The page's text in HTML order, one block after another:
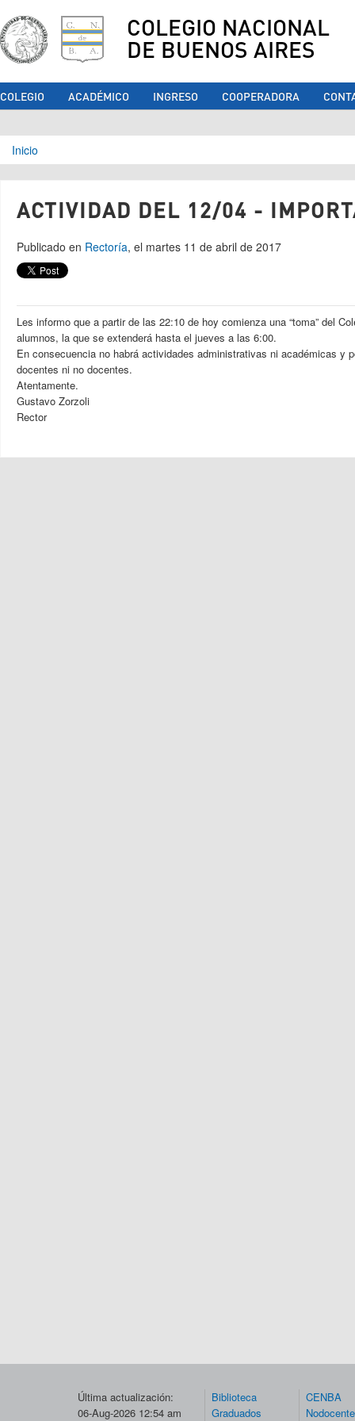
COLEGIO NACIONAL
DE BUENOS AIRES
COLEGIO ACADÉMICO INGRESO COOPERADORA
Se encuentra usted aquí
Inicio
ACTIVIDAD DEL 12/04 -
Publicado en Rectoría, el martes 11 de abril de 2017
Les informo que a partir de las 22:10 de hoy comienza una “toma” del
alumnos, la que se extenderá hasta el jueves a las 6:00.
En consecuencia no habrá actividades administrativas ni académicas y
docentes ni no docentes.
Atentamente.
Gustavo Zorzoli
Rector
Última actualización:
06-Aug-2026 12:54 am
Biblioteca
Graduados
CENBA